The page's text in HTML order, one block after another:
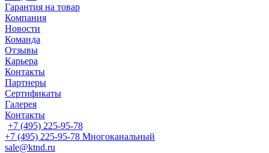
Гарантия на товар
Компания
Новости
Команда
Отзывы
Карьера
Контакты
Партнеры
Сертификаты
Галерея
Контакты
+7 (495) 225-95-78
+7 (495) 225-95-78 Многоканальный
sale@ktnd.ru